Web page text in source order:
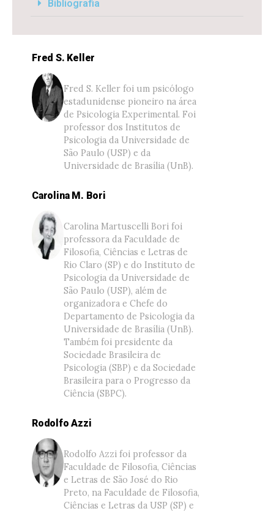
Bibliografia
Fred S. Keller
Fred S. Keller foi um psicólogo
estadunidense pioneiro na área
de Psicologia Experimental. Foi
professor dos Institutos de
Psicologia da Universidade de
São Paulo (USP) e da
Universidade de Brasília (UnB).
Carolina M. Bori
Carolina Martuscelli Bori foi
professora da Faculdade de
Filosofia, Ciências e Letras de
Rio Claro (SP) e do Instituto de
Psicologia da Universidade de
São Paulo (USP), além de
organizadora e Chefe do
Departamento de Psicologia da
Universidade de Brasília (UnB).
Também foi presidente da
Sociedade Brasileira de
Psicologia (SBP) e da Sociedade
Brasileira para o Progresso da
Ciência (SBPC).
Rodolfo Azzi
Rodolfo Azzi foi professor da
Faculdade de Filosofia, Ciências
e Letras de São José do Rio
Preto, na Faculdade de Filosofia,
Ciências e Letras da USP (SP) e